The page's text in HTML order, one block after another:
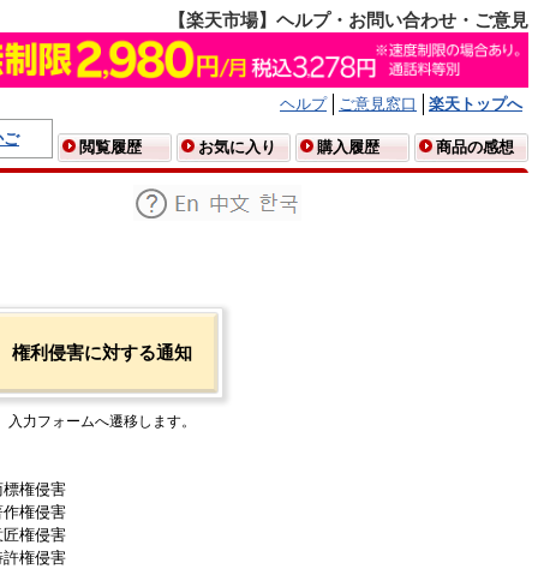
【楽天市場】ヘルプ・お問い合わせ・ご意見
ヘルプ ご意見窓口
楽天トップへ
ご
閲覧履歴 お気に入り 購入履歴 商品の感想
権利侵害に対する通知
入力フォームへ遷移します。
標権侵害
作権侵害
匠権侵害
許権侵害